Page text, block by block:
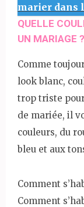
marier dans
QUELLE
UN MARIAGE ?
Comme
look blanc,
trop triste
de mariée, il
couleurs, du
bleu et aux
Comment
Comment